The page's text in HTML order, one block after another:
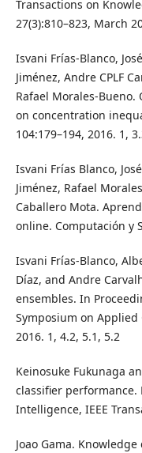
Transactions on
27(3):810–823, March
Isvani Frías-Blanco,
Jiménez, Andre CPLF
Rafael Morales-
on concentration
104:179–194, 2016. 1,
Isvani Frías Blanco,
Jiménez, Rafael
Caballero Mota.
online. Computación y
Isvani Frías-Blanco,
Díaz, and Andre
ensembles. In
Symposium on Applied
2016. 1, 4.2, 5.1, 5.2
Keinosuke Fukunaga
classifier performance.
Intelligence, IEEE
Joao Gama.